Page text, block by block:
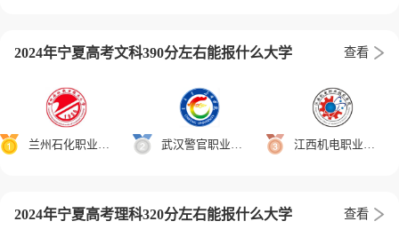
2024年宁夏高考文科390分左右能报什么大学 查看
兰州石化职业技术大学 武汉警官职业学院 江西机电职业技术学院
2024年宁夏高考理科320分左右能报什么大学 查看